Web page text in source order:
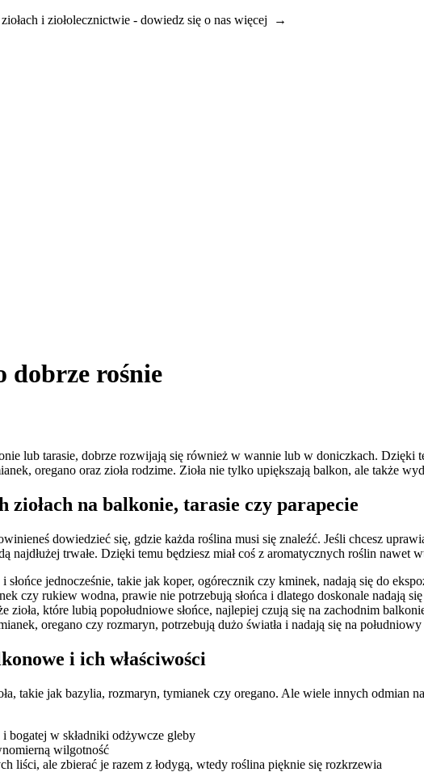
i ziołolecznictwie - dowiedz się o nas więcej →
dobrze rośnie
lub tarasie, dobrze rozwijają się również w wannie lub w doniczkach. Dzięki
oregano oraz zioła rodzime. Zioła nie tylko upiększają balkon, ale także
ziołach na balkonie, tarasie czy parapecie
dowiedzieć się, gdzie każda roślina musi się znaleźć. Jeśli chcesz
najdłużej trwałe. Dzięki temu będziesz miał coś z aromatycznych roślin nawet
jednocześnie, takie jak koper, ogórecznik czy kminek, nadają się do
czy rukiew wodna, prawie nie potrzebują słońca i dlatego doskonale nadają
zioła, które lubią popołudniowe słońce, najlepiej czują się na zachodnim
oregano czy rozmaryn, potrzebują dużo światła i nadają się na
i ich właściwości
takie jak bazylia, rozmaryn, tymianek czy oregano. Ale wiele innych odmian
i bogatej w składniki odżywcze gleby
wilgotność
liści, ale zbierać je razem z łodygą, wtedy roślina pięknie się rozkrzewia